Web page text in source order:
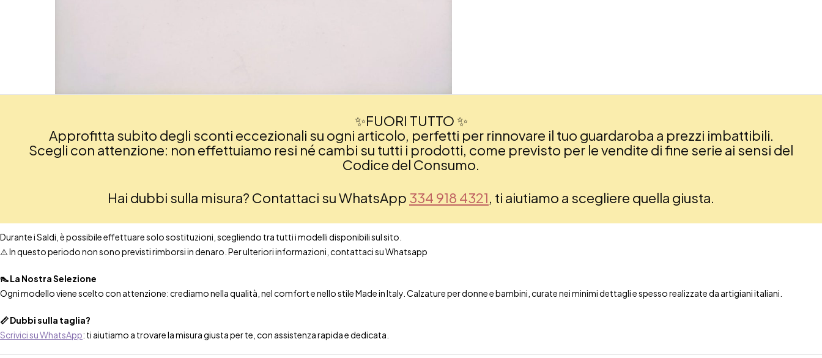
✨FUORI TUTTO ✨
Approfitta subito degli sconti eccezionali su ogni articolo, perfetti per rinnovare il tuo guardaroba a prezzi imbattibili.
Scegli con attenzione: non effettuiamo resi né cambi su tutti i prodotti, come previsto per le vendite di fine serie ai sensi del
Codice del Consumo.
Hai dubbi sulla misura? Contattaci su WhatsApp 334 918 4321, ti aiutiamo a scegliere quella giusta.
Durante i Saldi, è possibile effettuare solo sostituzioni, scegliendo tra tutti i modelli disponibili sul sito.
⚠️ In questo periodo non sono previsti rimborsi in denaro. Per ulteriori informazioni, contattaci su Whatsapp
👠 La Nostra Selezione
Ogni modello viene scelto con attenzione: crediamo nella qualità, nel comfort e nello stile Made in Italy. Calzature per donne e bambini, curate nei minimi dettagli e spesso realizzate da artigiani italiani.
📏 Dubbi sulla taglia?
Scrivici su WhatsApp: ti aiutiamo a trovare la misura giusta per te, con assistenza rapida e dedicata.